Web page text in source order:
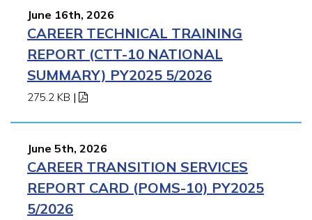
June 16th, 2026
CAREER TECHNICAL TRAINING
REPORT (CTT-10 NATIONAL
SUMMARY) PY2025 5/2026
275.2 KB |
June 5th, 2026
CAREER TRANSITION SERVICES
REPORT CARD (POMS-10) PY2025
5/2026